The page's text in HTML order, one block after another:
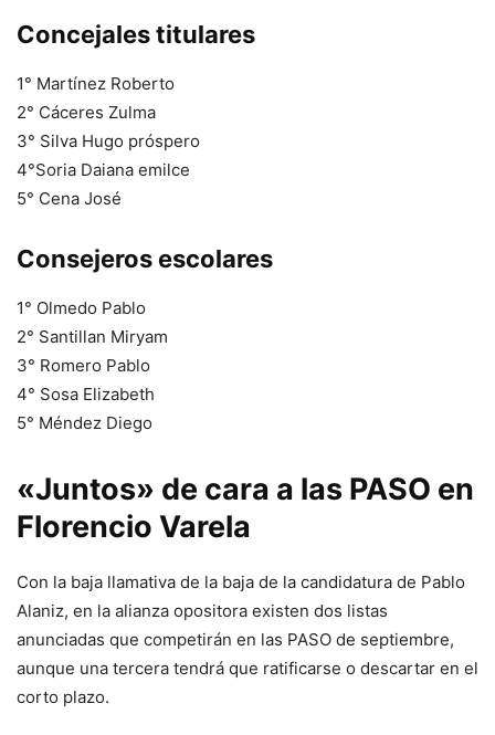
Concejales titulares
1° Martínez Roberto
2° Cáceres Zulma
3° Silva Hugo próspero
4°Soria Daiana emilce
5° Cena José
Consejeros escolares
1° Olmedo Pablo
2° Santillan Miryam
3° Romero Pablo
4° Sosa Elizabeth
5° Méndez Diego
«Juntos» de cara a las PASO en
Florencio Varela
Con la baja llamativa de la baja de la candidatura de Pablo
Alaniz, en la alianza opositora existen dos listas
anunciadas que competirán en las PASO de septiembre,
aunque una tercera tendrá que ratificarse o descartar en el
corto plazo.